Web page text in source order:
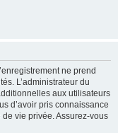
ne prend
L’administrateur du
aux utilisateurs
d’avoir pris connaissance
vie privée. Assurez-vous